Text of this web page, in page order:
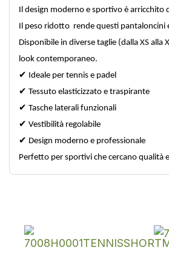
Il design moderno e sportivo è arricchito
Il peso ridotto rende questi pantaloncini
Disponibile in diverse taglie (dalla XS
look contemporaneo.
✔ Ideale per tennis e padel
✔ Tessuto elasticizzato e traspirante
✔ Tasche laterali funzionali
✔ Vestibilità regolabile
✔ Design moderno e professionale
Perfetto per sportivi che cercano qualità